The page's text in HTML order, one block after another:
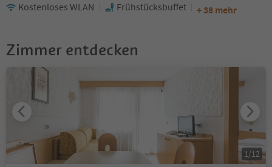
Kostenloses WLAN
Frühstücksbuffet + 38 mehr
Zimmer entdecken
1/12